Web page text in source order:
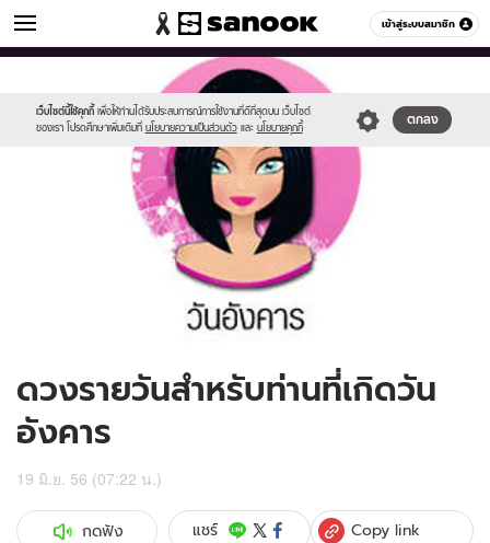
เข้าสู่ระบบสมาชิก
ดูดวง หมวดอื่นๆ
เว็บไซต์นี้ใช้คุกกี้ เพื่อให้ท่านได้รับประสบการณ์การใช้งานที่ดีที่สุดบน เว็บไซต์
ของเรา โปรดศึกษาเพิ่มเติมที่ นโยบายความเป็นส่วนตัว และ นโยบายคุกกี้
ตกลง
//s.isanook.com/sr/0/images/logo-
sanook.png
//s.isanook.com/ho/0/ud/9/47497/170-
ดวงรายวันสำหรับท่านที่เกิดวัน
อังคาร
19 มิ.ย. 56 (07:22 น.)
กดฟัง แชร์ Copy link